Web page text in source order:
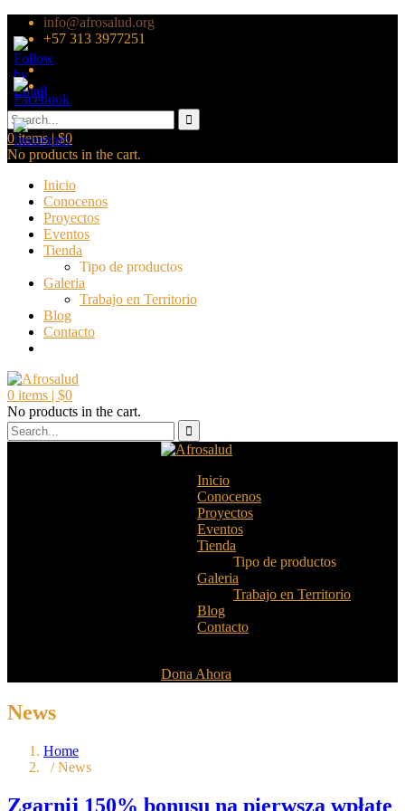
info@afrosalud.org
+57 313 3977251
0items |$0
No products in the cart.
Inicio
Conocenos
Proyectos
Eventos
Tienda
Tipo de productos
Galeria
Trabajo en Territorio
Blog
Contacto
0 items | $0
No products in the cart.
Inicio
Conocenos
Proyectos
Eventos
Tienda
Tipo de productos
Galeria
Trabajo en Territorio
Blog
Contacto
Dona Ahora
News
Home
/ News
Zgarnij 150% bonusu na pierwszą wpłatę